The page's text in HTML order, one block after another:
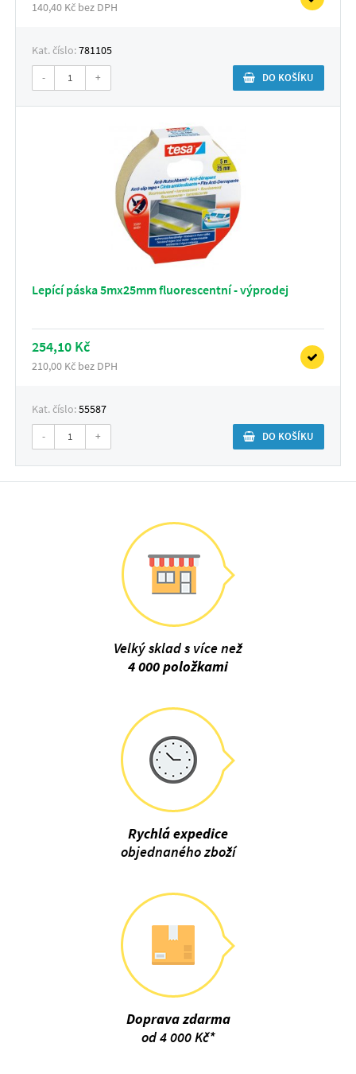
140,40 Kč bez DPH
Kat. číslo:781105
- + DO KOŠÍKU
Lepící páska 5mx25mm fluorescentní - výprodej
254,10 Kč
210,00 Kč bez DPH
Kat. číslo:55587
- + DO KOŠÍKU
Velký sklad s více než
4 000 položkami
Rychlá expedice
objednaného zboží
Doprava zdarma
od 4 000 Kč*